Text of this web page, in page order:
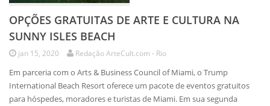
OPÇÕES GRATUITAS DE ARTE E CULTURA NA
SUNNY ISLES BEACH
jan 15, 2020 Redação ArteCult.com - Rio
Em parceria com o Arts & Business Council of Miami, o Trump
International Beach Resort oferece um pacote de eventos gratuitos
para hóspedes, moradores e turistas de Miami. Em sua segunda